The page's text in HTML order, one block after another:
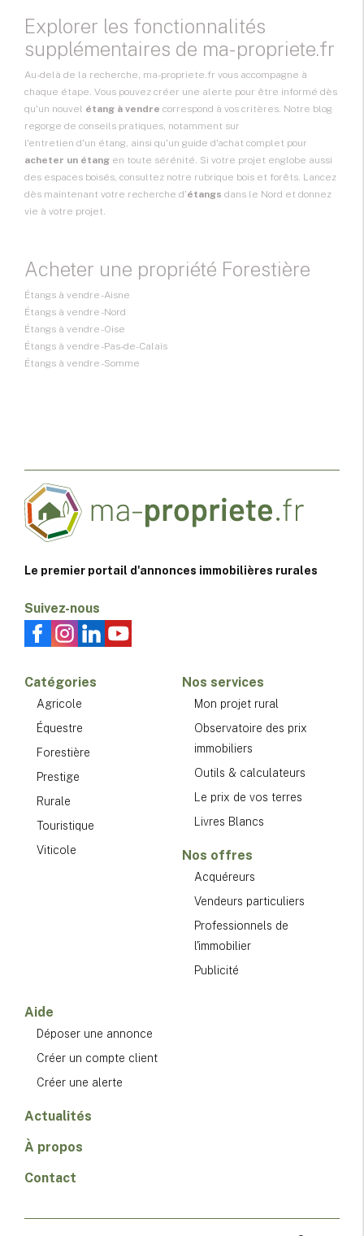
Explorer les fonctionnalités
supplémentaires de ma-propriete.fr
Au-delà de la recherche, ma-propriete.fr vous accompagne à
chaque étape. Vous pouvez créer une alerte pour être informé dès
qu'un nouvel étang à vendre correspond à vos critères. Notre blog
regorge de conseils pratiques, notamment sur
l'entretien d'un étang, ainsi qu'un guide d'achat complet pour
acheter un étang en toute sérénité. Si votre projet englobe aussi
des espaces boisés, consultez notre rubrique bois et forêts. Lancez
dès maintenant votre recherche d'étangs dans le Nord et donnez
vie à votre projet.
Acheter une propriété Forestière
Étangs à vendre - Aisne
Étangs à vendre - Nord
Étangs à vendre - Oise
Étangs à vendre - Pas-de-Calais
Étangs à vendre - Somme
Le premier portail d'annonces immobilières rurales
Suivez-nous
Catégories
Agricole
Équestre
Forestière
Prestige
Rurale
Touristique
Viticole
Nos services
Mon projet rural
Observatoire des prix
immobiliers
Outils & calculateurs
Le prix de vos terres
Livres Blancs
Nos offres
Acquéreurs
Vendeurs particuliers
Professionnels de
l'immobilier
Publicité
Aide
Déposer une annonce
Créer un compte client
Créer une alerte
Actualités
À propos
Contact